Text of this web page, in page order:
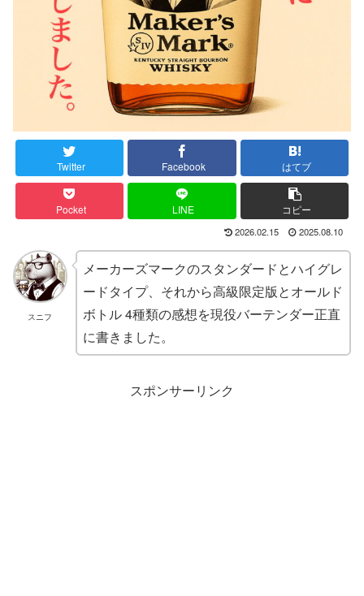
Twitter Facebook はてブ
Pocket LINE コピー
2026.02.15 2025.08.10
スニフ
メーカーズマークのスタンダードとハイグレ
ードタイプ、それから高級限定版とオールド
ボトル 4種類の感想を現役バーテンダー正直
に書きました。
スポンサーリンク